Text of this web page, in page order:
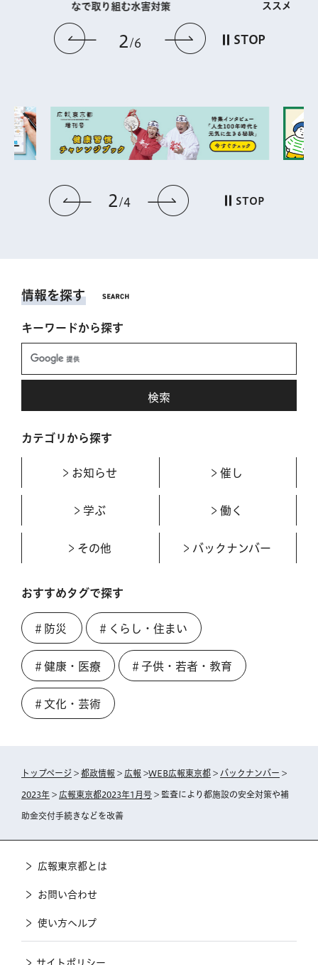
前のスライドを表示
2 6 次のスライドを
STOP
なで取り組む水害対策
ススメ
前のスライドを表示
2 4 次のスライドを表
STOP
情報を探す
キーワードから探す
カテゴリから探す
お知らせ 催し
学ぶ 働く
その他 バックナンバー
おすすめタグで探す
＃防災 ＃くらし・住まい
＃健康・医療 ＃子供・若者・教育
＃文化・芸術
トップページ > 都政情報 > 広報 >WEB広報東京都 > バックナンバー >
2023年 > 広報東京都2023年1月号 > 監査により都施設の安全対策や補
助金交付手続きなどを改善
広報東京都とは
お問い合わせ
使い方ヘルプ